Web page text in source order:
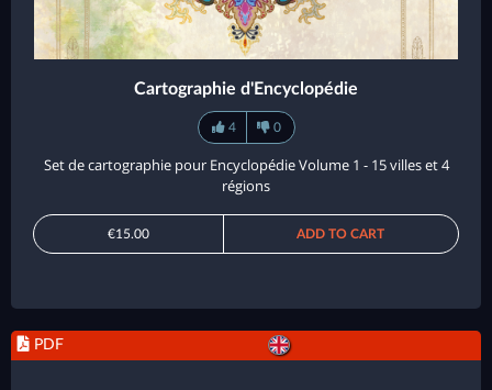
Cartographie d'Encyclopédie
4 0
Set de cartographie pour Encyclopédie Volume 1 - 15 villes et 4
régions
€15.00 ADD TO CART
PDF